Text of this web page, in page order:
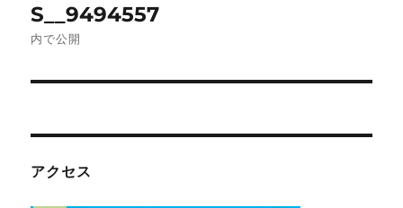
稿
ゲ
ー
S__9494557
内で公開
アクセス